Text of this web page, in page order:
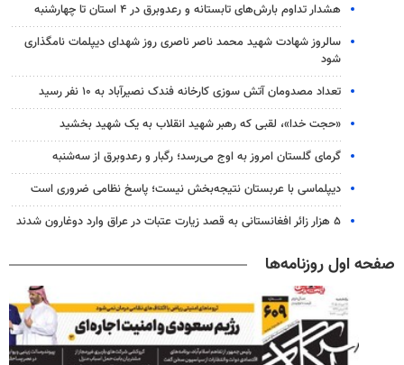
هشدار تداوم بارش‌های تابستانه و رعدوبرق در ۴ استان تا چهارشنبه
سالروز شهادت شهید محمد ناصر ناصری روز شهدای دیپلمات نامگذاری
شود
تعداد مصدومان آتش سوزی کارخانه فندک نصیرآباد به ۱۰ نفر رسید
«حجت خدا»، لقبی که رهبر شهید انقلاب به یک شهید بخشید
گرمای گلستان امروز به اوج می‌رسد؛ رگبار و رعدوبرق از سه‌شنبه
دیپلماسی با عربستان نتیجه‌بخش نیست؛ پاسخ نظامی ضروری است
۵ هزار زائر افغانستانی به قصد زیارت عتبات در عراق وارد دوغارون شدند
صفحه اول روزنامه‌ها